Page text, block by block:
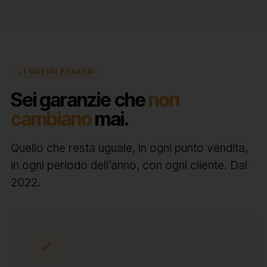
• I NOSTRI PILASTRI
Sei garanzie chenon
cambianomai.
Quello che resta uguale, in ogni punto vendita,
in ogni periodo dell’anno, con ogni cliente. Dal
2022.
✓